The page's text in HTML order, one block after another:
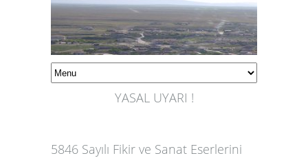
YASAL UYARI !
5846 Sayılı Fikir ve Sanat Eserlerini